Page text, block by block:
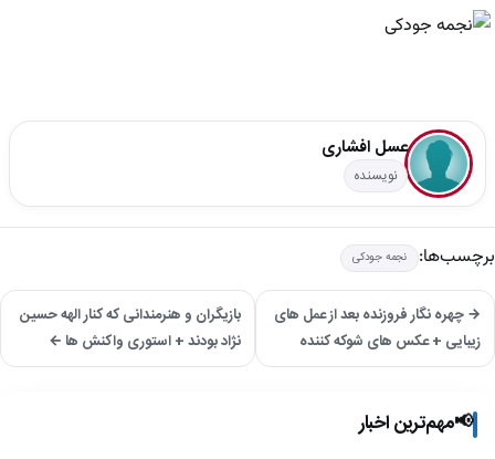
عسل افشاری
نویسنده
برچسب‌ها: نجمه جودکی
→ چهره نگار فروزنده بعد از عمل های
زیبایی + عکس های شوکه کننده
بازیگران و هنرمندانی که کنار الهه حسین
نژاد بودند + استوری واکنش ها ←
📢مهم‌ترین اخبار